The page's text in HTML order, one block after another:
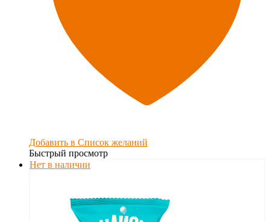
Добавить в Список желаний
Быстрый просмотр
Нет в наличии